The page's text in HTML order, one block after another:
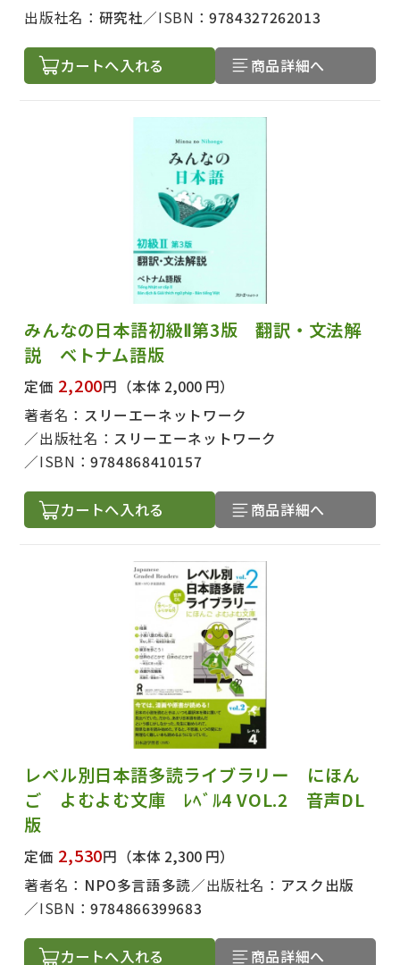
出版社名： 研究社 ISBN：9784327262013
カートへ入れる 商品詳細へ
みんなの日本語初級Ⅱ第3版 翻訳・文法解
説 ベトナム語版
定価 2,200円 （本体 2,000 円）
著者名： スリーエーネットワーク
出版社名： スリーエーネットワーク
ISBN：9784868410157
カートへ入れる 商品詳細へ
レベル別日本語多読ライブラリー にほん
ご よむよむ文庫 ﾚﾍﾞﾙ4 VOL.2 音声DL
版
定価 2,530円 （本体 2,300 円）
著者名： NPO多言語多読 出版社名： アスク出版
ISBN：9784866399683
カートへ入れる 商品詳細へ